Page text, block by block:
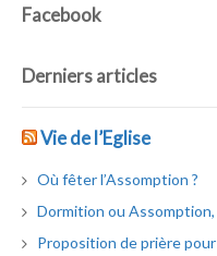
Facebook
Derniers articles
Vie de l’Eglise
Où fêter l’Assomption ?
Dormition ou
Proposition de prière pour